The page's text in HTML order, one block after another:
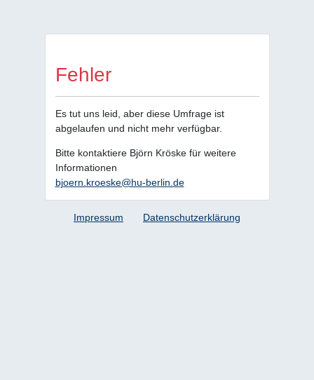
Fehler
Es tut uns leid, aber diese Umfrage ist
abgelaufen und nicht mehr verfügbar.
Bitte kontaktiere Björn Kröske für weitere
Informationen
bjoern.kroeske@hu-berlin.de
Impressum Datenschutzerklärung